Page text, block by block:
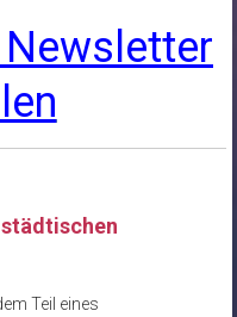
Teil eines